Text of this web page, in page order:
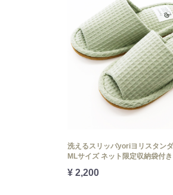
洗えるスリッパyoriヨリスタン
MLサイズ ネット限定収納袋付き
¥ 2,200